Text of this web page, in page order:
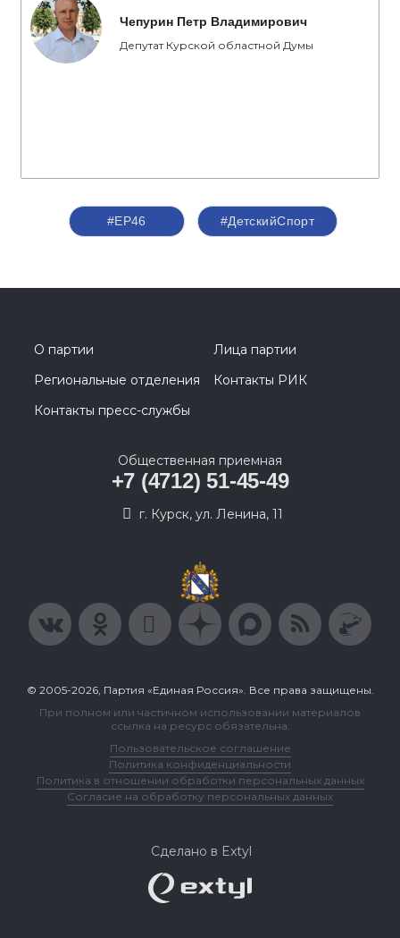
Чепурин Петр Владимирович
Депутат Курской областной Думы
#ЕР46 #ДетскийСпорт
О партии
Лица партии
Региональные отделения
Контакты РИК
Контакты пресс-службы
Общественная приемная
+7 (4712) 51-45-49
г. Курск, ул. Ленина, 11
© 2005-2026, Партия «Единая Россия». Все права защищены.
При полном или частичном использовании материалов
ссылка на ресурс обязательна.
Пользовательское соглашение
Политика конфиденциальности
Политика в отношении обработки персональных данных
Согласие на обработку персональных данных
Сделано в Extyl